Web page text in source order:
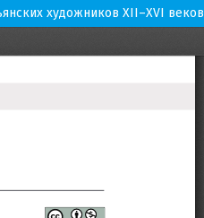
художников XII–XVI веков